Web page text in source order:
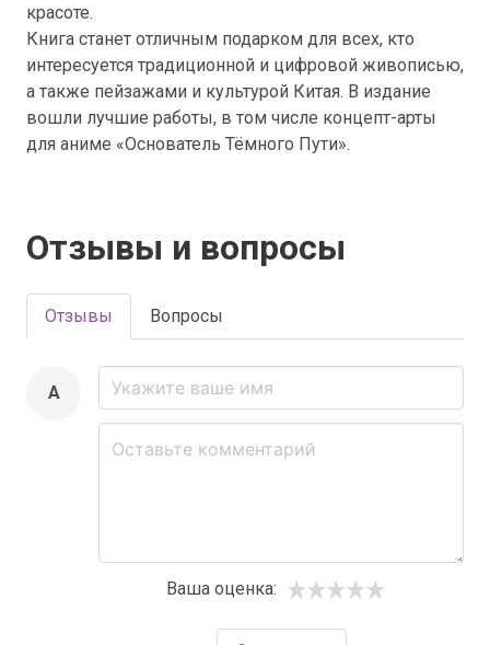
красоте.
Книга станет отличным подарком для всех, кто
интересуется традиционной и цифровой живописью,
а также пейзажами и культурой Китая. В издание
вошли лучшие работы, в том числе концепт-арты
для аниме «Основатель Тёмного Пути».
Отзывы и вопросы
Отзывы Вопросы
A
Ваша оценка: